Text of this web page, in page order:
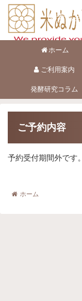
酵素風
ホーム
ご利用案内
発酵研究コラム
ご予約内容
予約受付期間外です。
ホーム